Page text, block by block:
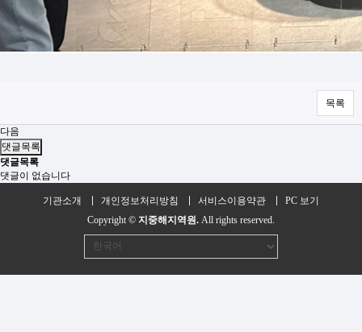
목록
다음
댓글목록
댓글목록
댓글이 없습니다
기관소개 개인정보처리방침 서비스이용약관
PC 보기
Copyright © 지중해지역원. All rights reserved.